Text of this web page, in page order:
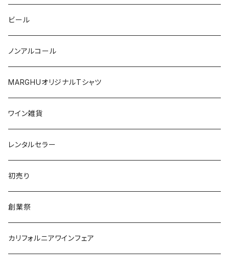
アルゼンチン
日本
オーストリア
南アフリカ
ポルトガル
シチリア
チリ
オーストラリア
日本
ポルトガル
ビール
ノンアルコール
MARGHUオリジナルTシャツ
ワイン雑貨
レンタルセラー
初売り
創業祭
カリフォルニアワインフェア